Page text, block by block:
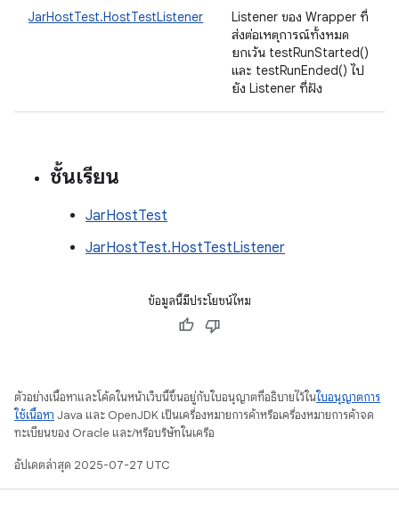
JarHostTest.HostTestListener
Listener ของ Wrapper ที่
ส่งต่อเหตุการณ์ทั้งหมด
ยกเว้น testRunStarted()
และ testRunEnded() ไป
ยัง Listener ที่ฝัง
ชั้นเรียน
JarHostTest
JarHostTest.HostTestListener
ข้อมูลนี้มีประโยชน์ไหม
ตัวอย่างเนื้อหาและโค้ดในหน้าเว็บนี้ขึ้นอยู่กับใบอนุญาตที่อธิบายไว้ในใบอนุญาตการ
ใช้เนื้อหา Java และ OpenJDK เป็นเครื่องหมายการค้าหรือเครื่องหมายการค้าจด
ทะเบียนของ Oracle และ/หรือบริษัทในเครือ
อัปเดตล่าสุด 2025-07-27 UTC